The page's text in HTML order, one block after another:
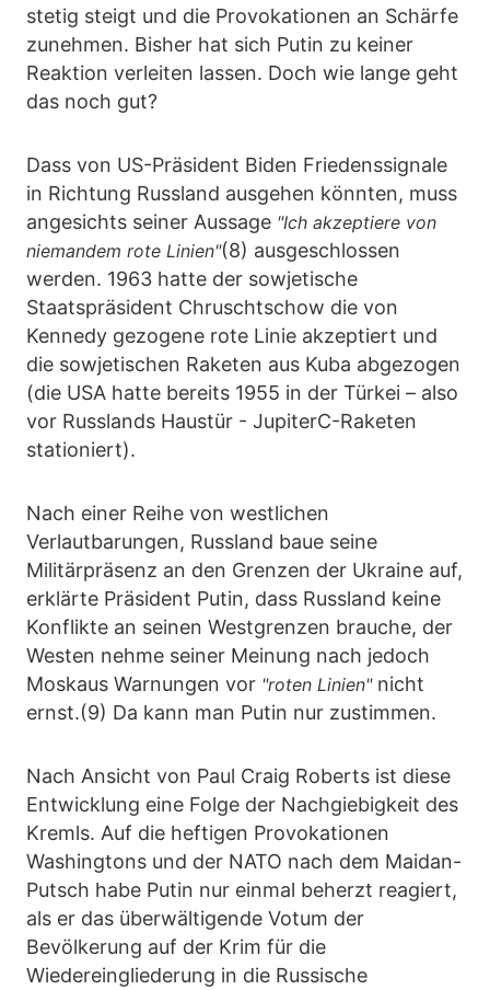
stetig steigt und die Provokationen an Schärfe
zunehmen. Bisher hat sich Putin zu keiner
Reaktion verleiten lassen. Doch wie lange geht
das noch gut?
Dass von US-Präsident Biden Friedenssignale
in Richtung Russland ausgehen könnten, muss
angesichts seiner Aussage "Ich akzeptiere von
niemandem rote Linien"(8) ausgeschlossen
werden. 1963 hatte der sowjetische
Staatspräsident Chruschtschow die von
Kennedy gezogene rote Linie akzeptiert und
die sowjetischen Raketen aus Kuba abgezogen
(die USA hatte bereits 1955 in der Türkei – also
vor Russlands Haustür - JupiterC-Raketen
stationiert).
Nach einer Reihe von westlichen
Verlautbarungen, Russland baue seine
Militärpräsenz an den Grenzen der Ukraine auf,
erklärte Präsident Putin, dass Russland keine
Konflikte an seinen Westgrenzen brauche, der
Westen nehme seiner Meinung nach jedoch
Moskaus Warnungen vor "roten Linien"nicht
ernst.(9) Da kann man Putin nur zustimmen.
Nach Ansicht von Paul Craig Roberts ist diese
Entwicklung eine Folge der Nachgiebigkeit des
Kremls. Auf die heftigen Provokationen
Washingtons und der NATO nach dem Maidan-
Putsch habe Putin nur einmal beherzt reagiert,
als er das überwältigende Votum der
Bevölkerung auf der Krim für die
Wiedereingliederung in die Russische